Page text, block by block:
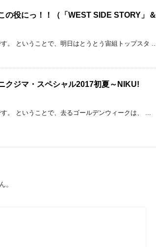
の役にっ！！（「WEST SIDE STORY」＆
。 ということで、明日はとうとう宙組トップスタ ...
クジマ・スペシャル2017初夏～NIKU!
。 ということで、去るゴールデンウィークは、 ...
。